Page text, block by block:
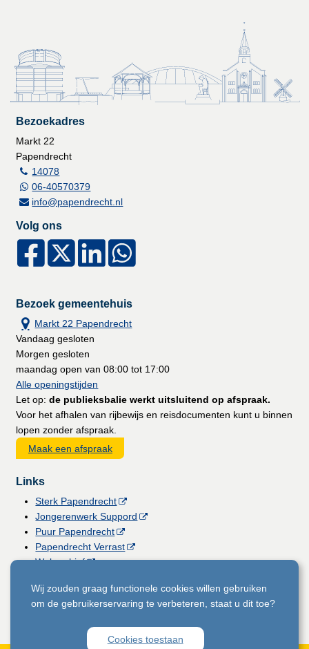
Wij zouden graag functionele cookies willen gebruiken
om de gebruikerservaring te verbeteren, staat u dit toe?
Cookies toestaan
Bezoekadres
Markt 22
Papendrecht
14078
06-40570379
info@papendrecht.nl
Volg ons
Bezoek gemeentehuis
Markt 22 Papendrecht
Vandaag gesloten
Morgen gesloten
maandag open van 08:00 tot 17:00
Alle openingstijden
Let op:de publieksbalie werkt uitsluitend op afspraak.
Voor het afhalen van rijbewijs en reisdocumenten kunt u binnen
lopen zonder afspraak.
Maak een afspraak
Links
Sterk Papendrecht
Jongerenwerk Suppord
Puur Papendrecht
Papendrecht Verrast
Webarchief
Gemeentemagazine
Licht voor Papendrecht